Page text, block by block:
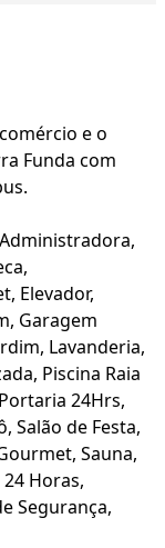
e o
Funda com
Elevador,
Garagem
Lavanderia,
Piscina Raia
24Hrs,
Salão de Festa,
Sauna,
Horas,
Segurança,